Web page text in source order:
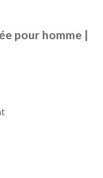
pour homme |